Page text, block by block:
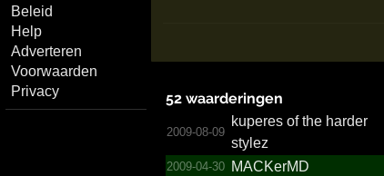
Beleid
Help
Adverteren
Voorwaarden
Privacy
52 waarderingen
2009-08-09
kuperes of the harder
stylez
2009-04-30 MACKerMD